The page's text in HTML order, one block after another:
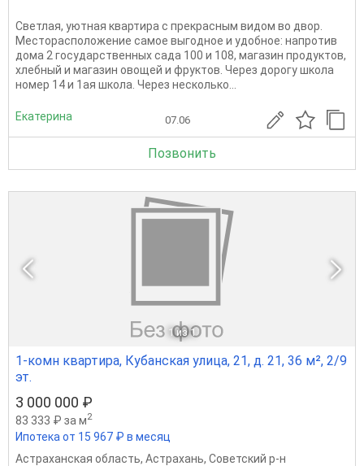
Светлая, уютная квартира с прекрасным видом во двор.
Месторасположение самое выгодное и удобное: напротив
дома 2 государственных сада 100 и 108, магазин продуктов,
хлебный и магазин овощей и фруктов. Через дорогу школа
номер 14 и 1ая школа. Через несколько...
Екатерина 07.06
Позвонить
1 из 1
1-комн квартира, Кубанская улица, 21, д. 21, 36 м², 2/9
эт.
3 000 000 ₽
83 333 ₽ за м2
Ипотека от 15 967 ₽ в месяц
Астраханская область, Астрахань, Советский р-н